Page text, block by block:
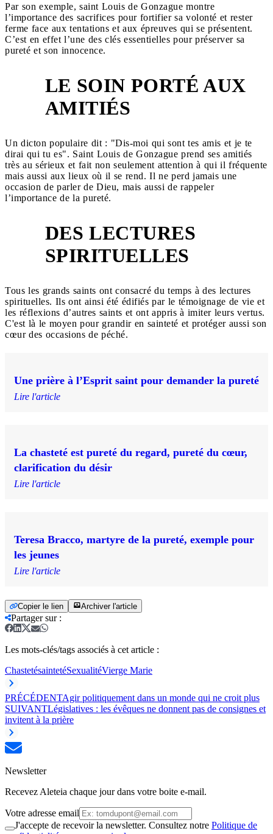
Par son exemple, saint Louis de Gonzague montre
l’importance des sacrifices pour fortifier sa volonté et rester
ferme face aux tentations et aux épreuves qui se présentent.
C’est en effet l’une des clés essentielles pour préserver sa
pureté et son innocence.
LE SOIN PORTÉ AUX
AMITIÉS
Un dicton populaire dit : "Dis-moi qui sont tes amis et je te
dirai qui tu es". Saint Louis de Gonzague prend ses amitiés
très au sérieux et fait non seulement attention à qui il fréquente
mais aussi aux lieux où il se rend. Il ne perd jamais une
occasion de parler de Dieu, mais aussi de rappeler
l’importance de la pureté.
DES LECTURES
SPIRITUELLES
Tous les grands saints ont consacré du temps à des lectures
spirituelles. Ils ont ainsi été édifiés par le témoignage de vie et
les réflexions d’autres saints et ont appris à imiter leurs vertus.
C'est là le moyen pour grandir en sainteté et protéger aussi son
cœur des occasions de péché.
Une prière à l’Esprit saint pour demander la pureté
Lire l'article
La chasteté est pureté du regard, pureté du cœur,
clarification du désir
Lire l'article
Teresa Bracco, martyre de la pureté, exemple pour
les jeunes
Lire l'article
Copier le lien Archiver l'article
Partager sur:
Les mots-clés/tags associés à cet article :
ChastetésaintetéSexualitéVierge Marie
PRÉCÉDENTAgir politiquement dans un monde qui ne croit plus
SUIVANTLégislatives : les évêques ne donnent pas de consignes et
invitent à la prière
Newsletter
Recevez Aleteia chaque jour dans votre boite e-mail.
Votre adresse email
J'accepte de recevoir la newsletter. Consultez notre Politique de